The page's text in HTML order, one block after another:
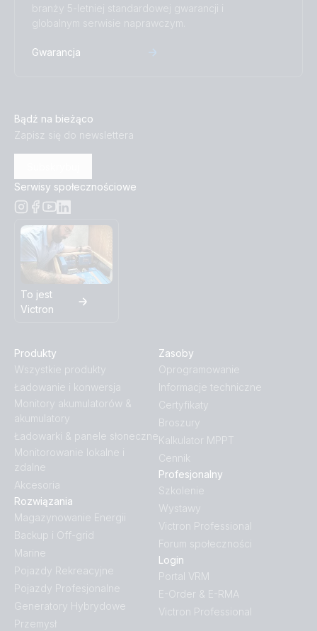
branży 5-letniej standardowej gwarancji i
globalnym serwisie naprawczym.
Gwarancja
Bądź na bieżąco
Zapisz się do newslettera
Serwisy społecznościowe
To jest
Victron
Produkty
Wszystkie produkty
Ładowanie i konwersja
Monitory akumulatorów &
akumulatory
Ładowarki & panele słoneczne
Monitorowanie lokalne i
zdalne
Akcesoria
Rozwiązania
Magazynowanie Energii
Backup i Off-grid
Marine
Pojazdy Rekreacyjne
Pojazdy Profesjonalne
Generatory Hybrydowe
Przemysł
Zasoby
Oprogramowanie
Informacje techniczne
Certyfikaty
Broszury
Kalkulator MPPT
Cennik
Profesjonalny
Szkolenie
Wystawy
Victron Professional
Forum społeczności
Login
Portal VRM
E-Order & E-RMA
Victron Professional